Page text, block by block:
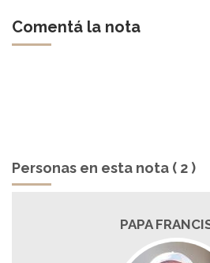
Comentá la nota
Personas en esta nota ( 2 )
PAPA